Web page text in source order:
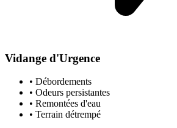
Vidange d'Urgence
• Débordements
• Odeurs persistantes
• Remontées d'eau
• Terrain détrempé